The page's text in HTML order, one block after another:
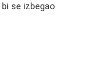
se izbegao